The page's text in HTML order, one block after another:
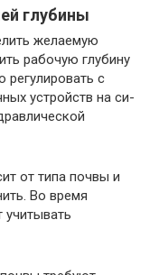
глубины
желаемую
рабочую глубину
регулировать с
устройств на си-
от типа почвы и
Во время
учитывать